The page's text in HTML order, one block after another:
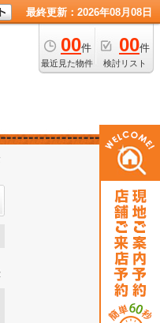
最終更新：2026年08月08日
00件
最近見た物件
00件
検討リスト